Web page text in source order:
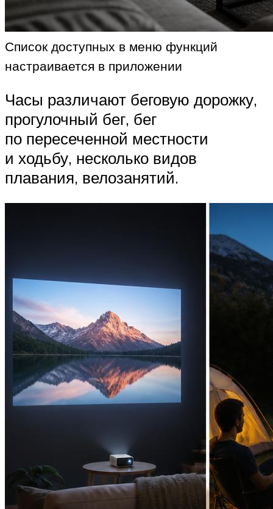
Список доступных в меню функций
настраивается в приложении
Часы различают беговую дорожку,
прогулочный бег, бег
по пересеченной местности
и ходьбу, несколько видов
плавания, велозанятий.